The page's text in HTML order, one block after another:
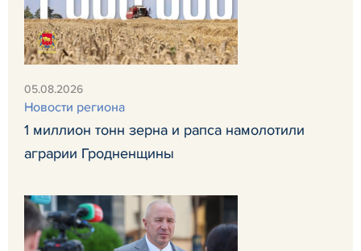
05.08.2026
Новости региона
1 миллион тонн зерна и рапса намолотили
аграрии Гродненщины